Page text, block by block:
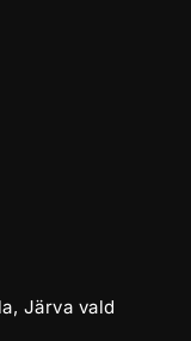
Järva vald